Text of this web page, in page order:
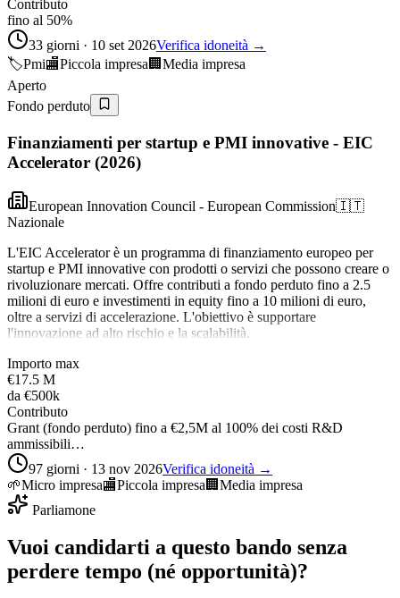
Contributo
fino al 50%
33 giorni · 10 set 2026Verifica idoneità →
🏷️Pmi🏬Piccola impresa 🏢 Media impresa
Aperto
Fondo perduto
Finanziamenti per startup e PMI innovative - EIC
Accelerator (2026)
European Innovation Council - European Commission🇮🇹
Nazionale
L'EIC Accelerator è un programma di finanziamento europeo per
startup e PMI innovative con prodotti o servizi che possono creare o
rivoluzionare mercati. Offre contributi a fondo perduto fino a 2.5
milioni di euro e investimenti in equity fino a 10 milioni di euro,
oltre a servizi di accelerazione. L'obiettivo è supportare
l'innovazione ad alto rischio e la scalabilità.
Importo max
€17.5 M
da €500k
Contributo
Grant (fondo perduto) fino a €2,5M al 100% dei costi R&D
ammissibili…
97 giorni · 13 nov 2026Verifica idoneità →
🌱Micro impresa🏬Piccola impresa 🏢 Media impresa
Parliamone
Vuoi candidarti a questo bando senza
perdere tempo (né opportunità)?